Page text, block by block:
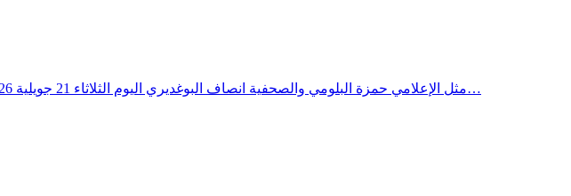
مثل الإعلامي حمزة البلومي والصحفية انصاف البوغديري اليوم الثلاثاء 21 جويلية 2026 أمام أنظار هيئة الدائرة الجناحية الصيفية بمحكمة الاستئناف بتونس، وذلك للاعتراض على حكم غيابي قضى…